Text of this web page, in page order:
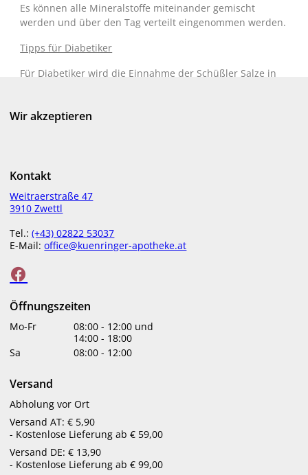
Es können alle Mineralstoffe miteinander gemischt
werden und über den Tag verteilt eingenommen werden.
Tipps für Diabetiker
Für Diabetiker wird die Einnahme der Schüßler Salze in
Zur Überprüfung eines ausgewählten Mittels leistet die
gute Dienste. In den Jahrzehnten seiner praktischen
Tätigkeit entdeckte Schüßler einen überraschenden
Zusammenhang: Immer wenn für die Behandlung ein
bestimmtes Salz nötig war, beobachtete er im Gesicht der
Jeder Salzmangel hinterlässt charakteristische
Mangelzeichen: Zwei Beispiele:
Bei Mangel an Magnesium phosphoricum im
Körper treten an den Wangen münzgroße
Rötungen auf.
Bei Mangel an Ferrum phosphoricum entsteht in
Verfärbung.
Mangelzeichen können nicht nur im Gesicht, sondern
auch an Händen, Haaren, Füßen, Fuß-und Fingernägeln
auftreten. Deshalb ist die Bezeichnung “Signaturen-
Diagnostik“ treffender als „Antlitz-Diagnostik“. Die
Signaturen-Diagnostik wurde in den vergangenen 100
Wir akzeptieren
Kontakt
Weitraerstraße 47
3910 Zwettl
Tel.:(+43) 02822 53037
E-Mail:office@kuenringer-apotheke.at
Öffnungszeiten
Mo-Fr 08:00 - 12:00 und
14:00 - 18:00
Sa
08:00 - 12:00
Versand
Abholung vor Ort
Versand AT: € 5,90
- Kostenlose Lieferung ab € 59,00
Versand DE: € 13,90
- Kostenlose Lieferung ab € 99,00